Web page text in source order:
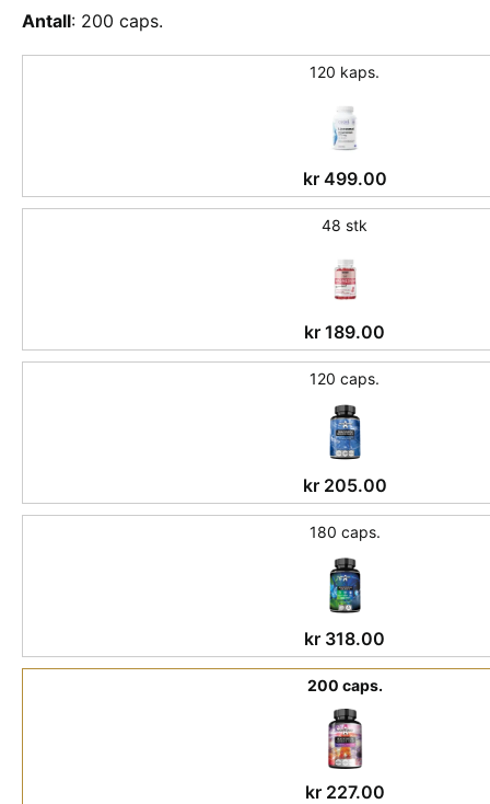
Antall: 200 caps.
120 kaps.
kr499.00
48 stk
kr 189.00
120 caps.
kr205.00
180 caps.
kr 318.00
200 caps.
kr227.00